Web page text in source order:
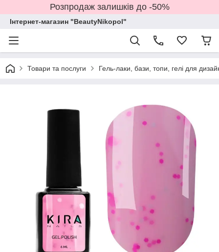
Розпродаж залишків до -50%
Інтернет-магазин "BeautyNikopol"
Товари та послуги Гель-лаки, бази, топи, гелі для